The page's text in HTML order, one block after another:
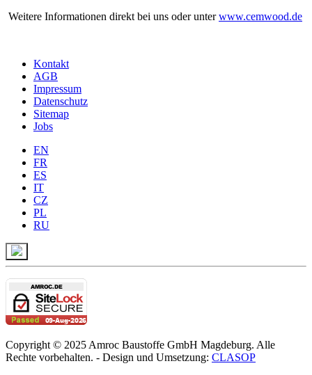
Weitere Informationen direkt bei uns oder unterwww.cemwood.de
Kontakt
AGB
Impressum
Datenschutz
Sitemap
Jobs
EN
FR
ES
IT
CZ
PL
RU
Copyright © 2025 Amroc Baustoffe GmbH Magdeburg. Alle
Rechte vorbehalten. - Design und Umsetzung: CLASOP